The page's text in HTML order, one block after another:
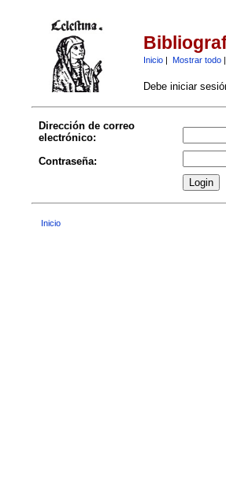
Inicio| Mostrar todo|
Debe iniciar
Dirección de correo
electrónico:
Contraseña:
Inicio